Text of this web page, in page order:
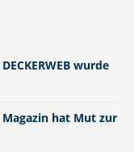
wurde
hat Mut zur